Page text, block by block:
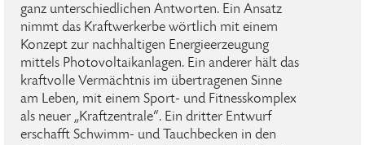
ganz unterschiedlichen Antworten. Ein Ansatz
nimmt das Kraftwerkerbe wörtlich mit einem
Konzept zur nachhaltigen Energieerzeugung
mittels Photovoltaikanlagen. Ein anderer hält das
kraftvolle Vermächtnis im übertragenen Sinne
am Leben, mit einem Sport- und Fitnesskomplex
als neuer „Kraftzentrale“. Ein dritter Entwurf
erschafft Schwimm- und Tauchbecken in den